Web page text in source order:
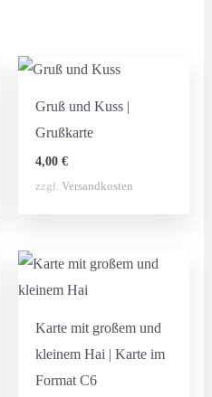
Gruß und Kuss |
Grußkarte
4,00€
zzgl.Versandkosten
Karte mit großem und
kleinem Hai | Karte im
Format C6